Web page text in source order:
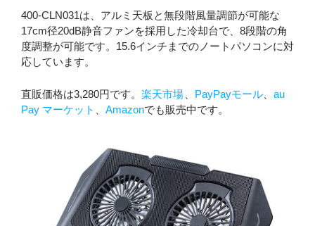
400-CLN031は、アルミ天板と無段階風量調節が可能な
17cm径20dB静音ファンを採用した冷却台で、8段階の角
度調整が可能です。15.6インチまでのノートパソコンに対
応しています。
直販価格は3,280円です。 楽天市場 PayPayモール
au
Pay マーケット
Amazonでも販売中です。